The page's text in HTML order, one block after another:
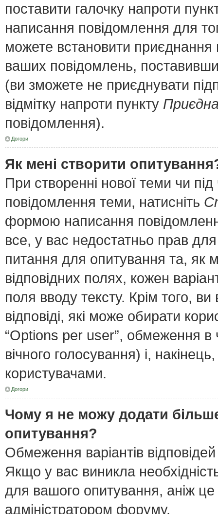
поставити галочку напроти
написання повідомлення для
можете встановити приєднання
ваших повідомлень, поставивши
(ви зможете не приєднувати
відмітку напроти пункту
повідомлення).
Догори
Як мені створити
При створенні нової теми чи
повідомлення теми, натисніть
формою написання
все, у вас недостатньо прав
питання для опитування та, як
відповідних полях, кожен
поля вводу тексту. Крім того, ви
відповіді, які може обирати
“Options per user”, обмеження в
вічного голосування) і,
користувачами.
Догори
Чому я не можу додати
опитування?
Обмеження варіантів
Якщо у вас виникла
для вашого опитування, аніж
адміністратором форуму.